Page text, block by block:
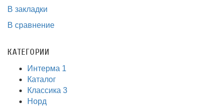
В закладки
В сравнение
КАТЕГОРИИ
Интерма 1
Каталог
Классика 3
Норд